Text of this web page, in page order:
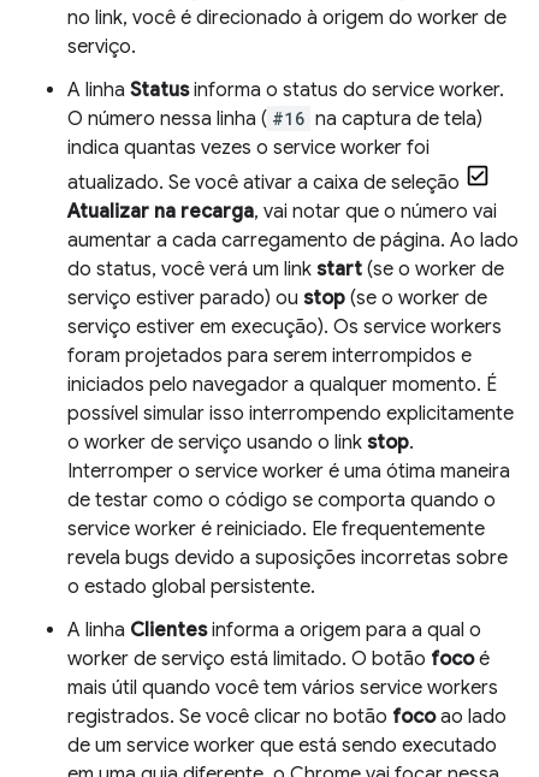
no link, você é direcionado à origem do worker de
serviço.
A linha Statusinforma o status do service worker.
O número nessa linha ( #16 na captura de tela)
indica quantas vezes o service worker foi
atualizado. Se você ativar a caixa de seleção
Atualizar na recarga, vai notar que o número vai
aumentar a cada carregamento de página. Ao lado
do status, você verá um link start (se o worker de
serviço estiver parado) ou stop (se o worker de
serviço estiver em execução). Os service workers
foram projetados para serem interrompidos e
iniciados pelo navegador a qualquer momento. É
possível simular isso interrompendo explicitamente
o worker de serviço usando o link stop.
Interromper o service worker é uma ótima maneira
de testar como o código se comporta quando o
service worker é reiniciado. Ele frequentemente
revela bugs devido a suposições incorretas sobre
o estado global persistente.
A linha Clientesinforma a origem para a qual o
worker de serviço está limitado. O botão focoé
mais útil quando você tem vários service workers
registrados. Se você clicar no botão focoao lado
de um service worker que está sendo executado